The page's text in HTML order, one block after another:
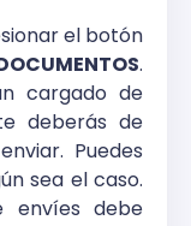
el botón
.
cargado de
deberás de
Puedes
sea el caso.
envíes debe